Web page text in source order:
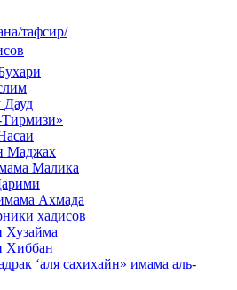
тафсир/
Дауд
Маджах
Малика
Ахмада
хадисов
Хузайма
Хиббан
‘аля сахихайн» имама аль-